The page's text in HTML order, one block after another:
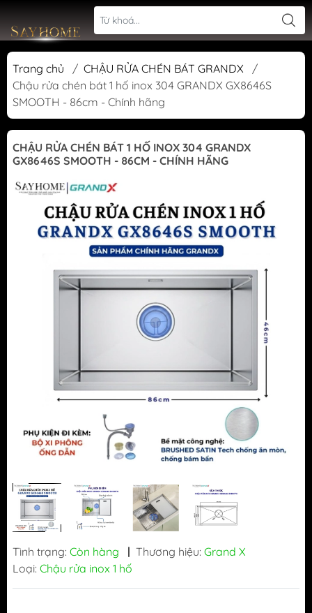
Trang chủ / CHẬU RỬA CHÉN BÁT GRANDX
/
Chậu rửa chén bát 1 hố inox 304 GRANDX GX8646S
SMOOTH - 86cm - Chính hãng
CHẬU RỬA CHÉN BÁT 1 HỐ INOX 304 GRANDX
GX8646S SMOOTH - 86CM - CHÍNH HÃNG
Tình trạng: Còn hàng | Thương hiệu: Grand X
Loại: Chậu rửa inox 1 hố